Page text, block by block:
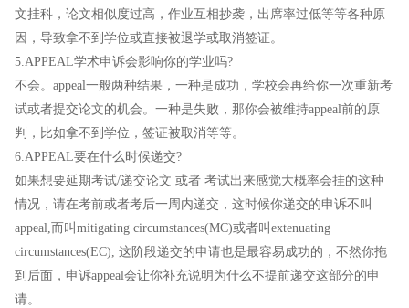
文挂科，论文相似度过高，作业互相抄袭，出席率过低等等各种原
因，导致拿不到学位或直接被退学或取消签证。
5.APPEAL学术申诉会影响你的学业吗?
不会。appeal一般两种结果，一种是成功，学校会再给你一次重新考
试或者提交论文的机会。一种是失败，那你会被维持appeal前的原
判，比如拿不到学位，签证被取消等等。
6.APPEAL要在什么时候递交?
如果想要延期考试/递交论文 或者 考试出来感觉大概率会挂的这种
情况，请在考前或者考后一周内递交，这时候你递交的申诉不叫
appeal,而叫mitigating circumstances(MC)或者叫extenuating
circumstances(EC), 这阶段递交的申请也是最容易成功的，不然你拖
到后面，申诉appeal会让你补充说明为什么不提前递交这部分的申
请。